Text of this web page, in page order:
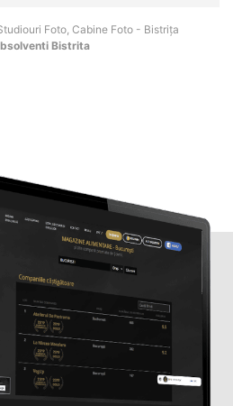
Foto, Cabine Foto - Bistriţa
Bistrita